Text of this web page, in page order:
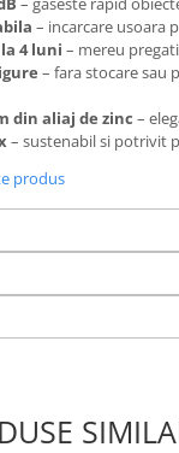
– incarcare usoara
4 luni – mereu
– fara stocare sau
din aliaj de zinc –
– sustenabil si potrivit
produs